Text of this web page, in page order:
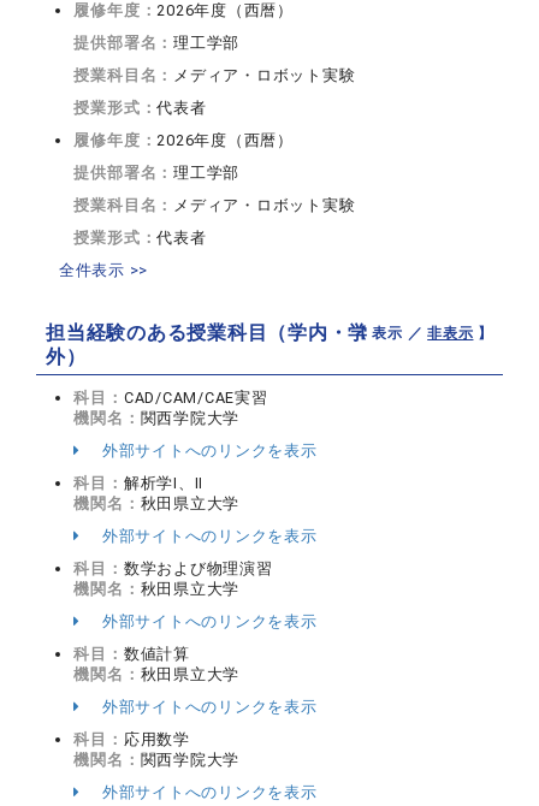
履修年度：2026年度（西暦）
提供部署名：理工学部
授業科目名： メディア・ロボット実験
授業形式：代表者
履修年度：2026年度（西暦）
提供部署名：理工学部
授業科目名： メディア・ロボット実験
授業形式：代表者
全件表示 >>
担当経験のある授業科目（学内・学
外）
【 表示 ／非表示 】
科目： CAD/CAM/CAE実習
機関名： 関西学院大学
外部サイトへのリンクを表示
科目： 解析学Ⅰ、Ⅱ
機関名： 秋田県立大学
外部サイトへのリンクを表示
科目： 数学および物理演習
機関名： 秋田県立大学
外部サイトへのリンクを表示
科目： 数値計算
機関名： 秋田県立大学
外部サイトへのリンクを表示
科目： 応用数学
機関名： 関西学院大学
外部サイトへのリンクを表示